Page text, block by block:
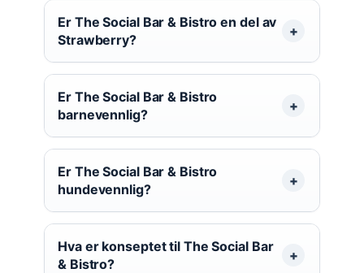
Er The Social Bar & Bistro en del av
Strawberry?
Er The Social Bar & Bistro
barnevennlig?
Er The Social Bar & Bistro
hundevennlig?
Hva er konseptet til The Social Bar
& Bistro?